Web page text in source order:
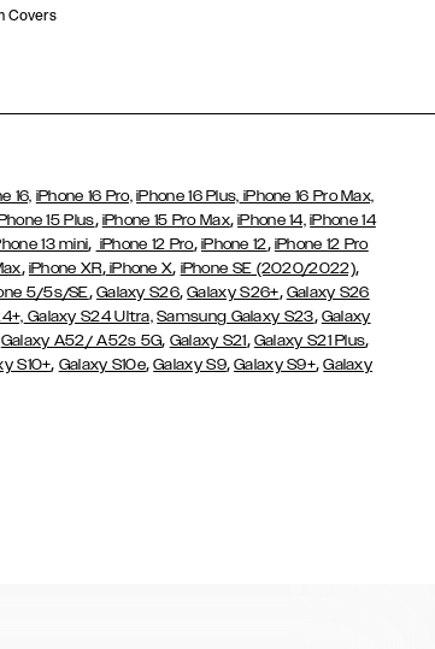
Covers
16, iPhone 16 Pro, iPhone 16 Plus, iPhone 16 Pro Max,
15 Plus, iPhone 15 Pro Max,iPhone 14, iPhone 14
13 mini, iPhone 12 Pro, iPhone 12, iPhone 12 Pro
, iPhone XR,iPhone X, iPhone SE (2020/2022),
5/5s/SE, Galaxy S26,Galaxy S26+, Galaxy S26
Galaxy S24 Ultra, Samsung Galaxy S23, Galaxy
Galaxy A52/ A52s 5G, Galaxy S21, Galaxy S21 Plus,
S10+, Galaxy S10e,Galaxy S9,Galaxy S9+,Galaxy